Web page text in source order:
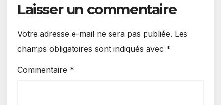
Laisser un commentaire
Votre adresse e-mail ne sera pas publiée. Les
champs obligatoires sont indiqués avec *
Commentaire *